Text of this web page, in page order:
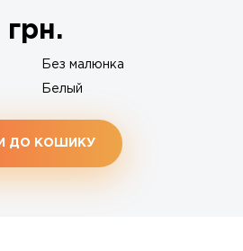
грн.
Без малюнка
Белый
ДО КОШИКУ